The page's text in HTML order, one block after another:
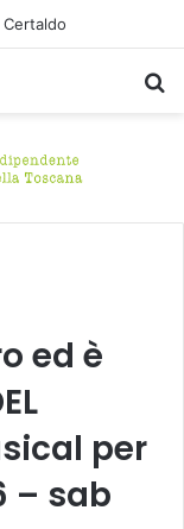
ed è
per
– sab